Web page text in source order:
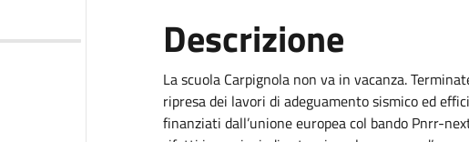
Descrizione
La scuola Carpignola non va in vacanza.
ripresa dei lavori di adeguamento sismico ed
finanziati dall’unione europea col bando Pnrr-